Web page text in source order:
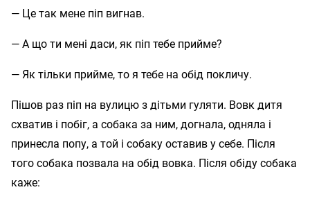
— Це так мене піп вигнав.
— А що ти мені даси, як піп тебе прийме?
— Як тільки прийме, то я тебе на обід покличу.
Пішов раз піп на вулицю з дітьми гуляти. Вовк дитя
схватив і побіг, а собака за ним, догнала, одняла і
принесла попу, а той і собаку оставив у себе. Після
того собака позвала на обід вовка. Після обіду собака
каже: